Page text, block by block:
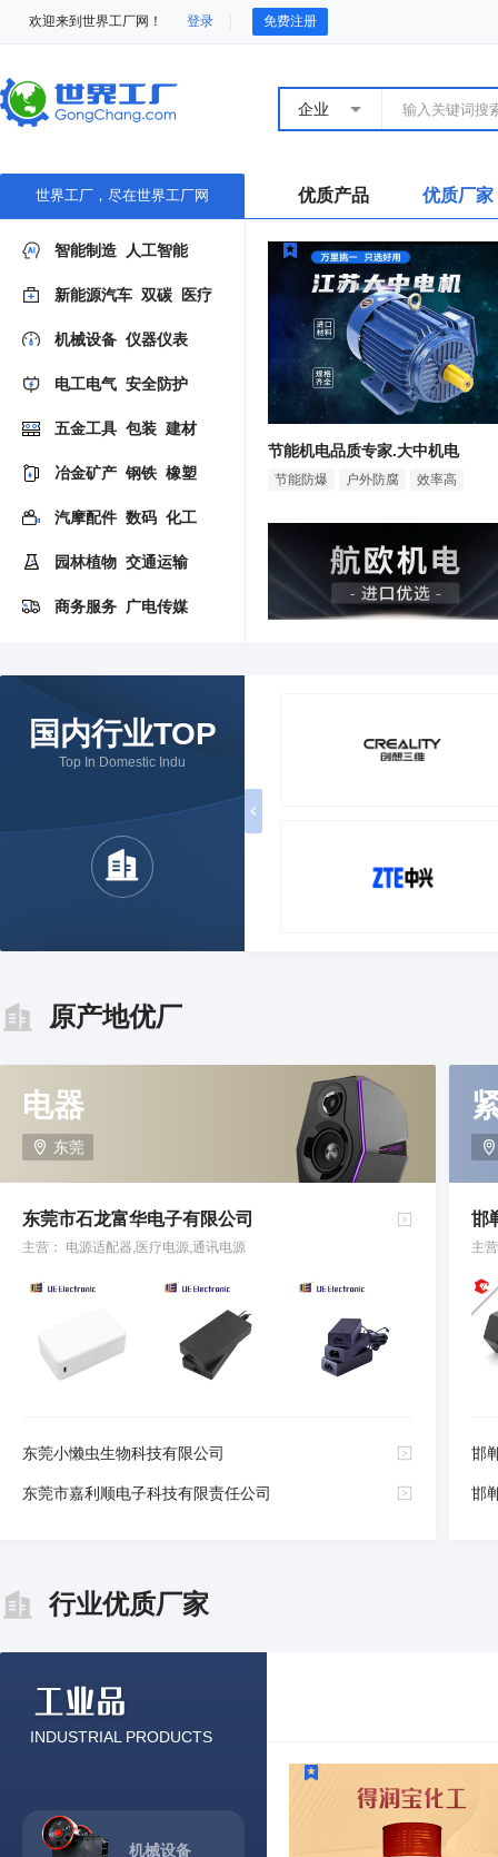
欢迎来到世界工厂网！ 登录 免费注册
企业
世界工厂，尽在世界工厂网 优质产品 优质厂家
智能制造 人工智能
新能源汽车 双碳 医疗
机械设备 仪器仪表
电工电气 安全防护
五金工具 包装 建材
冶金矿产 钢铁 橡塑
汽摩配件 数码 化工
园林植物 交通运输
商务服务 广电传媒
节能机电品质专家.大中机电
节能防爆 户外防腐 效率高
国内行业TOP
Top In Domestic Indu
原产地优厂
电器
东莞
东莞市石龙富华电子有限公司
主营： 电源适配器,医疗电源,通讯电源
东莞小懒虫生物科技有限公司
东莞市嘉利顺电子科技有限责任公司
邯
主
邯
邯
行业优质厂家
INDUSTRIAL PRODUCTS
机械设备